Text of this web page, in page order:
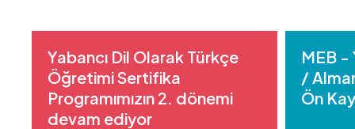
Yabancı Dil Olarak Türkçe
Öğretimi Sertifika
Programımızın 2. dönemi
devam ediyor
MEB -
/
Ön